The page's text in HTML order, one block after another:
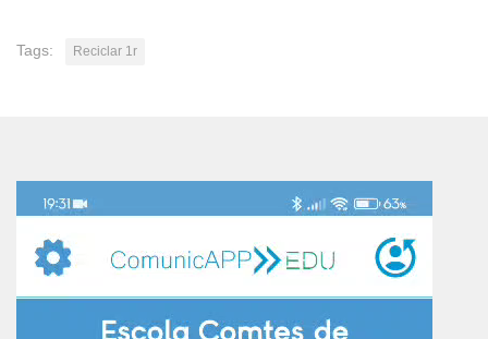
Tags: Reciclar 1r
de
vídeo